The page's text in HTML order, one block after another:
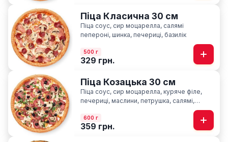
Піца Класична 30 см
Піца соус, сир моцарелла, салямі
пепероні, шинка, печериці, базилік
500 г
329 грн.
Піца Козацька 30 см
Піца соус, сир моцарелла, куряче філе,
печериці, маслини, петрушка, салямі,
600 г
359 грн.